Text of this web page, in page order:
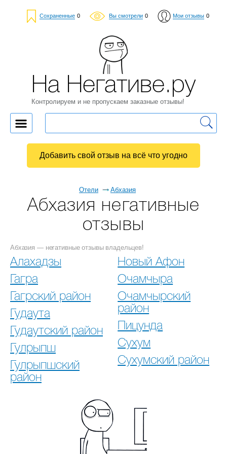
Сохраненные 0 Вы смотрели 0 Мои отзывы 0
Отели Абхазия
Абхазия негативные
отзывы
Абхазия — негативные отзывы владельцев!
Алахадзы
Гагра
Гагрский район
Гудаута
Гудаутский район
Гулрыпш
Гулрыпшский
район
Новый Афон
Очамчыра
Очамчырский
район
Пицунда
Сухум
Сухумский район
На Негативе.ру
Контролируем и не пропускаем заказные отзывы!
Добавить свой отзыв на всё что угодно